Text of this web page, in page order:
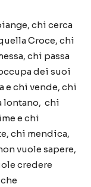
chi cerca
Croce, chi
chi passa
dei suoi
e chi vende, chi
lontano, chi
e chi
chi mendica,
vuole sapere,
credere